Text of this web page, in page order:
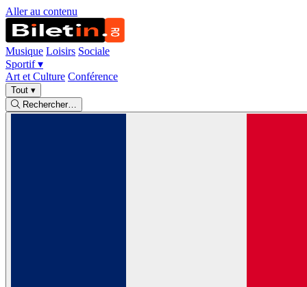
Aller au contenu
Musique Loisirs Sociale
Sportif▾
Art et Culture Conférence
Tout ▾
Rechercher…